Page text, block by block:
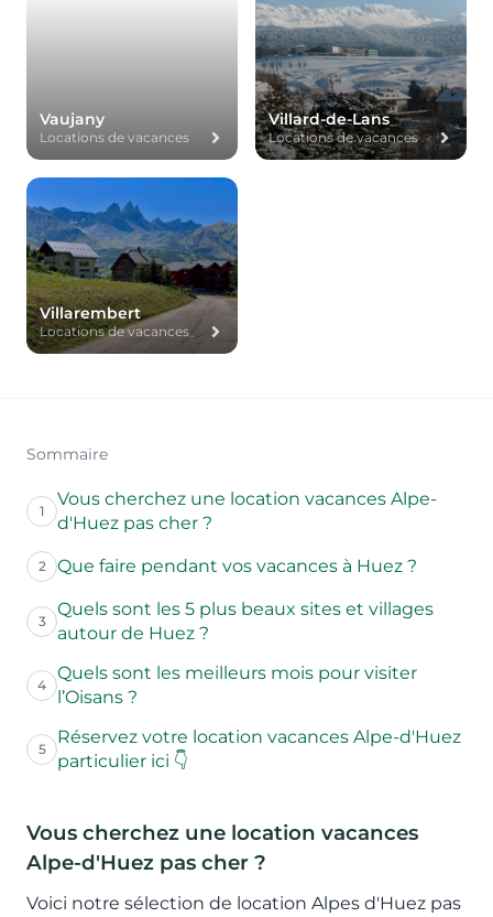
Vaujany
Locations de vacances
Villard-de-Lans
Locations de vacances
Villarembert
Locations de vacances
Sommaire
1
Vous cherchez une location vacances Alpe-
d'Huez pas cher ?
2 Que faire pendant vos vacances à Huez ?
3
Quels sont les 5 plus beaux sites et villages
autour de Huez ?
4
Quels sont les meilleurs mois pour visiter
l’Oisans ?
5
Réservez votre location vacances Alpe-d'Huez
particulier ici 👇
Vous cherchez une location vacances
Alpe-d'Huez pas cher ?
Voici notre sélection de location Alpes d'Huez pas